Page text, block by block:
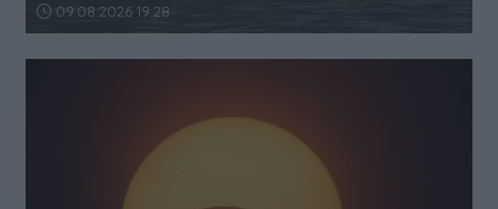
Data dodania artykułu:
09.08.2026 19:28